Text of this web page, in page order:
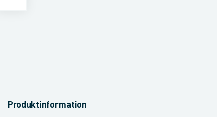
Produktinformation